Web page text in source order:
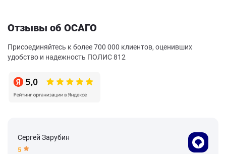
Отзывы об ОСАГО
Присоединяйтесь к более 700 000 клиентов, оценивших
удобство и надежность ПОЛИС 812
Сергей Зарубин
5